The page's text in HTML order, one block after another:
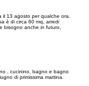
13 agosto per qualche ora.
è di circa 60 mq, arredi
bisogno anche in futuro,
, cucinino, bagno e bagno
di primissima mattina.